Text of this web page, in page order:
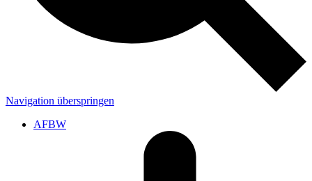
Navigation überspringen
AFBW